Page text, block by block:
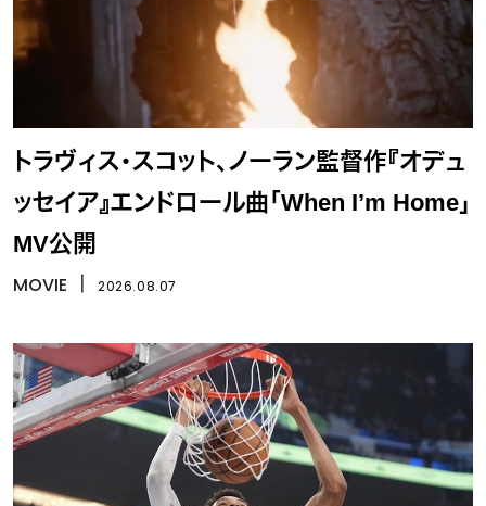
トラヴィス・スコット、ノーラン監督作『オデュ
ッセイア』エンドロール曲「When I’m Home」
MV公開
MOVIE 2026.08.07